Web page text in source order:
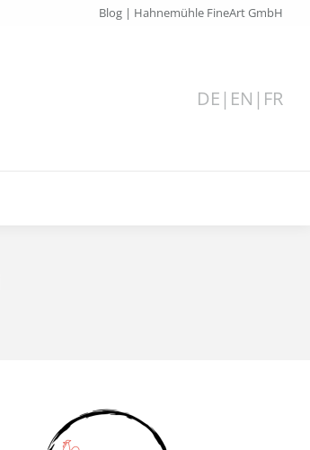
Blog | Hahnemühle FineArt GmbH
DE | EN | FR